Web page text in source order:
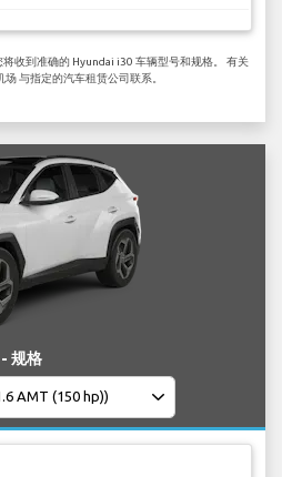
收到准确的 Hyundai i30 车辆型号和规格。 有关
与指定的汽车租赁公司联系。
规格